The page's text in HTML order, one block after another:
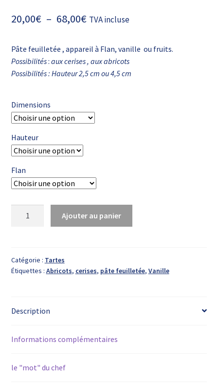
20,00€ – 68,00€Plage
prix :
20,00€
TVA incluse
Pâte feuilletée , appareil à Flan, vanille ou fruits.
Possibilités: aux cerises , aux abricots
Possibilités : Hauteur 2,5 cm ou 4,5 cm
Dimensions
Hauteur
Flan
Ajouter au panier
Catégorie : Tartes
Étiquettes : Abricots, cerises, pâte feuilletée, Vanille
Description
Informations complémentaires
le "mot" du chef